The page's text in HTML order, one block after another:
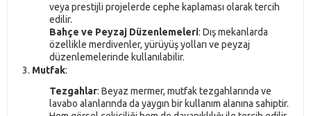
veya prestijli projelerde cephe kaplaması olarak tercih
edilir.
Bahçe ve Peyzaj Düzenlemeleri: Dış mekanlarda
özellikle merdivenler, yürüyüş yolları ve peyzaj
düzenlemelerinde kullanılabilir.
Mutfak:
Tezgahlar: Beyaz mermer, mutfak tezgahlarında ve
lavabo alanlarında da yaygın bir kullanım alanına sahiptir.